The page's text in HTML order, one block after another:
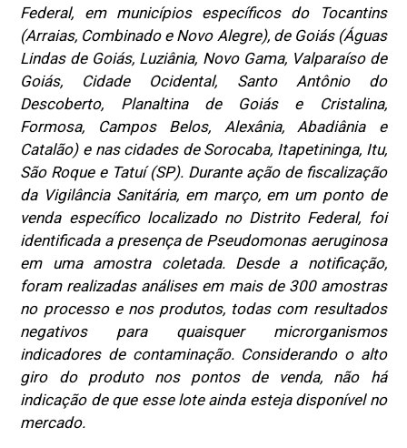
Federal, em municípios específicos do Tocantins
(Arraias, Combinado e Novo Alegre), de Goiás (Águas
Lindas de Goiás, Luziânia, Novo Gama, Valparaíso de
Goiás, Cidade Ocidental, Santo Antônio do
Descoberto, Planaltina de Goiás e Cristalina,
Formosa, Campos Belos, Alexânia, Abadiânia e
Catalão) e nas cidades de Sorocaba, Itapetininga, Itu,
São Roque e Tatuí (SP). Durante ação de fiscalização
da Vigilância Sanitária, em março, em um ponto de
venda específico localizado no Distrito Federal, foi
identificada a presença de Pseudomonas aeruginosa
em uma amostra coletada. Desde a notificação,
foram realizadas análises em mais de 300 amostras
no processo e nos produtos, todas com resultados
negativos para quaisquer microrganismos
indicadores de contaminação. Considerando o alto
giro do produto nos pontos de venda, não há
indicação de que esse lote ainda esteja disponível no
mercado.